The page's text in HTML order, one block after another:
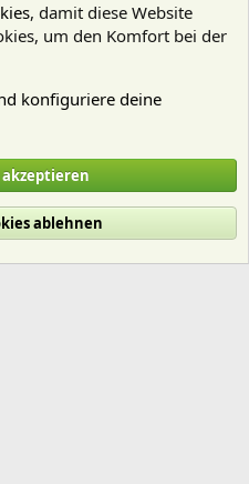
Hilfe und Impressum
, damit diese Website
um den Komfort bei der
konfiguriere deine
akzeptieren
ablehnen